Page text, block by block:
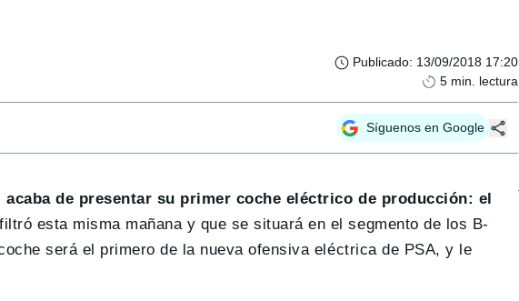
Publicado: 13/09/2018 17:20
5 min. lectura
Síguenos en Google
acaba de presentar su primer coche eléctrico de producción: el
esta misma mañana y que se situará en el segmento de los B-
será el primero de la nueva ofensiva eléctrica de PSA, y le